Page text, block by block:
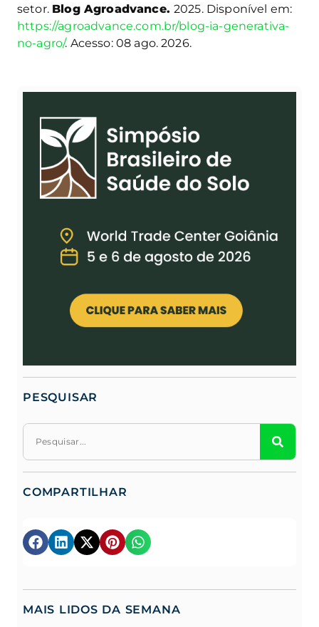
setor. Blog Agroadvance.2025. Disponível em:
https://agroadvance.com.br/blog-ia-generativa-
no-agro/. Acesso: 08 ago. 2026.
PESQUISAR
COMPARTILHAR
MAIS LIDOS DA SEMANA